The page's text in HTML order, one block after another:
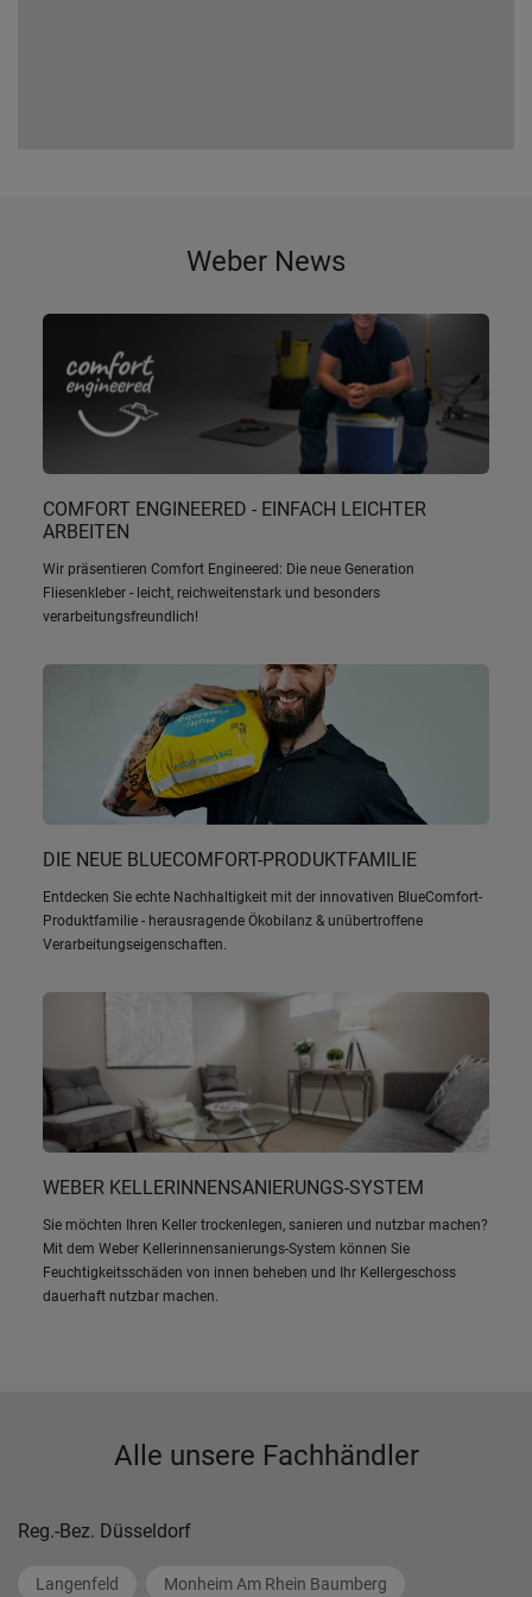
Weber News
COMFORT ENGINEERED - EINFACH LEICHTER
ARBEITEN
Wir präsentieren Comfort Engineered: Die neue Generation
Fliesenkleber - leicht, reichweitenstark und besonders
verarbeitungsfreundlich!
DIE NEUE BLUECOMFORT-PRODUKTFAMILIE
Entdecken Sie echte Nachhaltigkeit mit der innovativen BlueComfort-
Produktfamilie - herausragende Ökobilanz & unübertroffene
Verarbeitungseigenschaften.
WEBER KELLERINNENSANIERUNGS-SYSTEM
Sie möchten Ihren Keller trockenlegen, sanieren und nutzbar machen?
Mit dem Weber Kellerinnensanierungs-System können Sie
Feuchtigkeitsschäden von innen beheben und Ihr Kellergeschoss
dauerhaft nutzbar machen.
Alle unsere Fachhändler
Reg.-Bez. Düsseldorf
Langenfeld Monheim Am Rhein Baumberg